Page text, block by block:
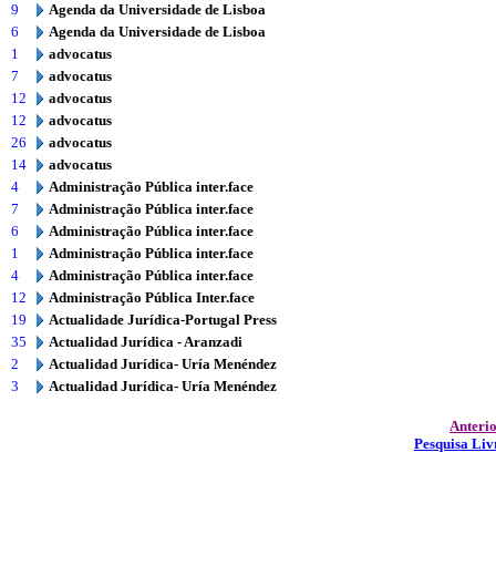
9
Agenda da Universidade de Lisboa
6
Agenda da Universidade de Lisboa
1
advocatus
7
advocatus
12
advocatus
12
advocatus
26
advocatus
14
advocatus
4
Administração Pública inter.face
7
Administração Pública inter.face
6
Administração Pública inter.face
1
Administração Pública inter.face
4
Administração Pública inter.face
12
Administração Pública Inter.face
19
Actualidade Jurídica-Portugal Press
35
Actualidad Jurídica - Aranzadi
2
Actualidad Jurídica- Uría Menéndez
3
Actualidad Jurídica- Uría Menéndez
Pesquisa